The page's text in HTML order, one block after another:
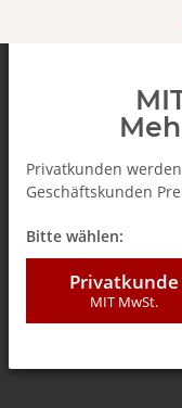
Privatkunden
Geschäftskunden
Bitte wählen:
Privatkunde
MIT MwSt.